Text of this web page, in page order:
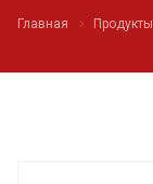
Главная Продукты